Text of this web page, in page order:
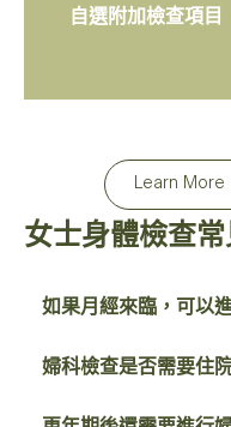
自選附加檢查項目
Learn More
女士身體檢查
如果月經來臨，可以
婦科檢查是否需要住